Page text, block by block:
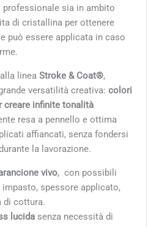
sia in ambito
di cristallina per ottenere
può essere applicata in caso
linea Stroke & Coat®,
versatilità creativa: colori
creare infinite tonalità
resa a pennello e ottima
affiancati, senza fondersi
la lavorazione.
vivo, con possibili
spessore applicato,
di cottura.
lucidasenza necessità di